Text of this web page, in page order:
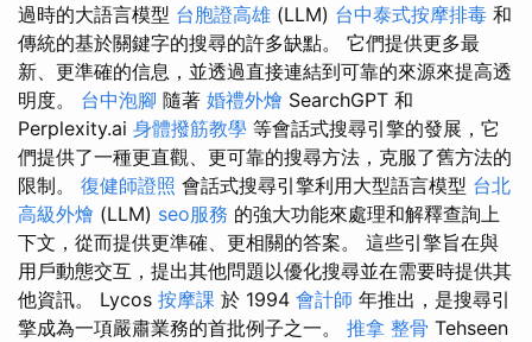
過時的大語言模型 台胞證高雄 (LLM) 台中泰式按摩排毒 和
傳統的基於關鍵字的搜尋的許多缺點。 它們提供更多最
新、更準確的信息，並透過直接連結到可靠的來源來提高透
明度。 台中泡腳 隨著 婚禮外燴 SearchGPT 和
Perplexity.ai 身體撥筋教學 等會話式搜尋引擎的發展，它
們提供了一種更直觀、更可靠的搜尋方法，克服了舊方法的
限制。 復健師證照 會話式搜尋引擎利用大型語言模型 台北
高級外燴 (LLM) seo服務 的強大功能來處理和解釋查詢上
下文，從而提供更準確、更相關的答案。 這些引擎旨在與
用戶動態交互，提出其他問題以優化搜尋並在需要時提供其
他資訊。 Lycos 按摩課 於 1994 會計師 年推出，是搜尋引
擎成為一項嚴肅業務的首批例子之一。 推拿 整骨 Tehseen